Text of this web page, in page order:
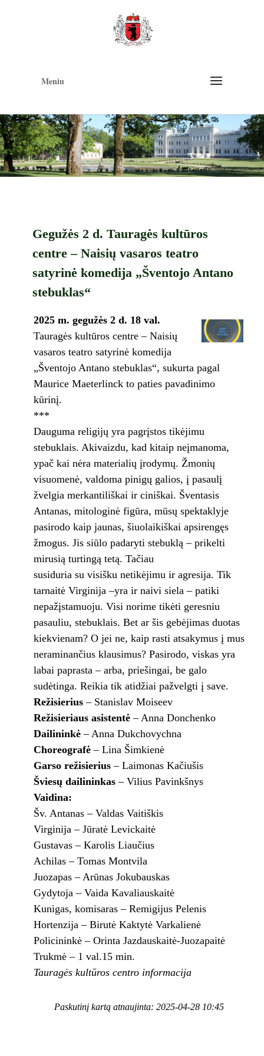
Meniu
Gegužės 2 d. Tauragės kultūros
centre – Naisių vasaros teatro
satyrinė komedija „Šventojo Antano
stebuklas“
2025 m. gegužės 2 d. 18 val.
Tauragės kultūros centre – Naisių
vasaros teatro satyrinė komedija
„Šventojo Antano stebuklas“, sukurta pagal
Maurice Maeterlinck to paties pavadinimo
kūrinį.
***
Dauguma religijų yra pagrįstos tikėjimu
stebuklais. Akivaizdu, kad kitaip neįmanoma,
ypač kai nėra materialių įrodymų. Žmonių
visuomenė, valdoma pinigų galios, į pasaulį
žvelgia merkantiliškai ir ciniškai. Šventasis
Antanas, mitologinė figūra, mūsų spektaklyje
pasirodo kaip jaunas, šiuolaikiškai apsirengęs
žmogus. Jis siūlo padaryti stebuklą – prikelti
mirusią turtingą tetą. Tačiau
susiduria su visišku netikėjimu ir agresija. Tik
tarnaitė Virginija –yra ir naivi siela – patiki
nepažįstamuoju. Visi norime tikėti geresniu
pasauliu, stebuklais. Bet ar šis gebėjimas duotas
kiekvienam? O jei ne, kaip rasti atsakymus į mus
neraminančius klausimus? Pasirodo, viskas yra
labai paprasta – arba, priešingai, be galo
sudėtinga. Reikia tik atidžiai pažvelgti į save.
Režisierius– Stanislav Moiseev
Režisieriaus asistentė– Anna Donchenko
Dailininkė– Anna Dukchovychna
Choreografė– Lina Šimkienė
Garso režisierius– Laimonas Kačiušis
Šviesų dailininkas– Vilius Pavinkšnys
Vaidina:
Šv. Antanas – Valdas Vaitiškis
Virginija – Jūratė Levickaitė
Gustavas – Karolis Liaučius
Achilas – Tomas Montvila
Juozapas – Arūnas Jokubauskas
Gydytoja – Vaida Kavaliauskaitė
Kunigas, komisaras – Remigijus Pelenis
Hortenzija – Birutė Kaktytė Varkalienė
Policininkė – Orinta Jazdauskaitė-Juozapaitė
Trukmė – 1 val.15 min.
Tauragės kultūros centro informacija
Paskutinį kartą atnaujinta: 2025-04-28 10:45